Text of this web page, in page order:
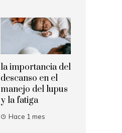
la importancia del
descanso en el
manejo del lupus
y la fatiga
Hace 1 mes